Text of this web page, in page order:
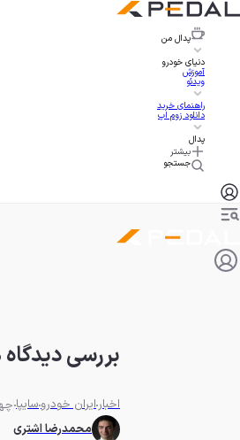
پدال من
دنیای خودرو
آموزش
ویدئو
راهنمای خرید
دانلود زوم اپ
پدال
بیشتر
جستجو
بررسی
اخبارایران خودروسایپا
محمدرضا اشتری